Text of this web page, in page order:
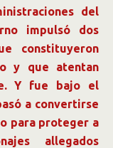
del
impulsó dos
constituyeron
y que atentan
Y fue bajo el
a convertirse
para proteger a
allegados